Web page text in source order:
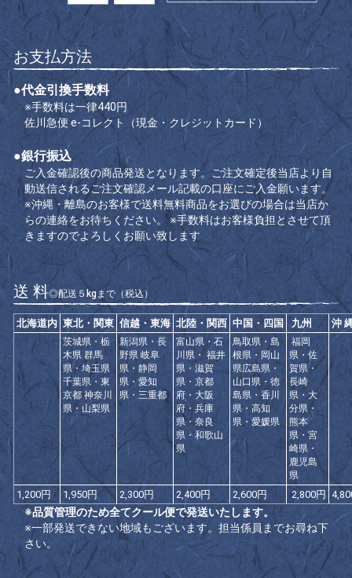
お支払方法
●代金引換手数料
※手数料は一律440円
佐川急便 e-コレクト（現金・クレジットカード）
●銀行振込
ご入金確認後の商品発送となります。ご注文確定後当店より自
動送信されるご注文確認メール記載の口座にご入金願います。
※沖縄・離島のお客様で送料無料商品をお選びの場合は当店か
らの連絡をお待ちください。 ※手数料はお客様負担とさせて頂
きますのでよろしくお願い致します
送 料◎配送５kgまで（税込）
北海道内 東北・関東 信越・東海 北陸・関西 中国・四国 九州 沖
茨城県・栃
木県 群馬
県・埼玉県
千葉県・東
京都 神奈川
県・山梨県
新潟県・長
野県 岐阜
県・静岡
県・愛知
県・三重都
富山県・石
川県・ 福井
県・滋賀
県・京都
府・大阪
府・兵庫
県・奈良
県・和歌山
県
鳥取県・島
根県・岡山
県広島県・
山口県・徳
島県・香川
県・高知
県・愛媛県
福岡
県・佐
賀県・
長崎
県・大
分県・
熊本
県・宮
崎県・
鹿児島
県
1,200円 1,950円 2,300円 2,400円 2,600円 2,800円
※品質管理のため全てクール便で発送いたします。
※一部発送できない地域もございます。担当係員までお尋ね下
さい。